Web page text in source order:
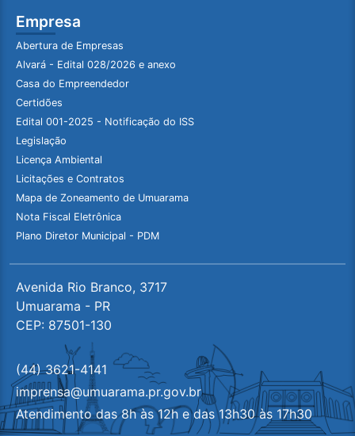
Empresa
Abertura de Empresas
Alvará - Edital 028/2026 e anexo
Casa do Empreendedor
Certidões
Edital 001-2025 - Notificação do ISS
Legislação
Licença Ambiental
Licitações e Contratos
Mapa de Zoneamento de Umuarama
Nota Fiscal Eletrônica
Plano Diretor Municipal - PDM
Avenida Rio Branco, 3717
Umuarama - PR
CEP: 87501-130
(44) 3621-4141
imprensa@umuarama.pr.gov.br
Atendimento das 8h às 12h e das 13h30 às 17h30